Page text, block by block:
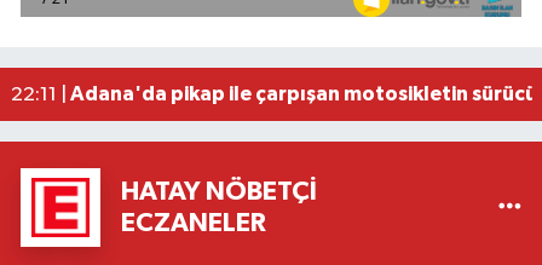
22:11 | Adana'da pikap ile çarpışan motosikletin
HATAY NÖBETÇI
ECZANELER